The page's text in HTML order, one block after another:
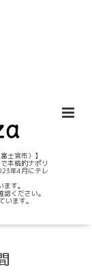
士宮市）】
本格的ナポリ
年4月にテレ
す。
ください。
います。